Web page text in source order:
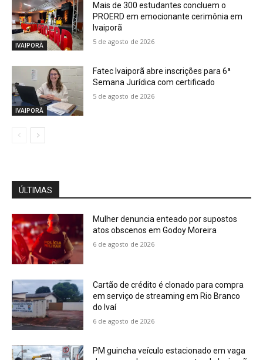
IVAIPORÃ
Mais de 300 estudantes concluem o
PROERD em emocionante cerimônia em
Ivaiporã
5 de agosto de 2026
IVAIPORÃ
Fatec Ivaiporã abre inscrições para 6ª
Semana Jurídica com certificado
5 de agosto de 2026
ÚLTIMAS
Mulher denuncia enteado por supostos
atos obscenos em Godoy Moreira
6 de agosto de 2026
Cartão de crédito é clonado para compra
em serviço de streaming em Rio Branco
do Ivaí
6 de agosto de 2026
PM guincha veículo estacionado em vaga